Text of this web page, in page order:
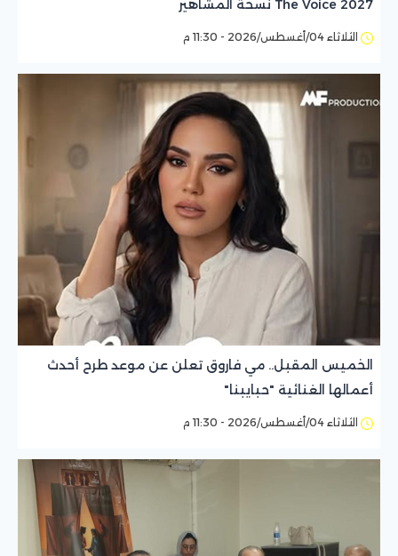
The Voice 2027 نسخة المشاهير
الثلاثاء 04/أغسطس/2026 - 11:30 م
الخميس المقبل.. مي فاروق تعلن عن موعد طرح أحدث
أعمالها الغنائية "حبايبنا"
الثلاثاء 04/أغسطس/2026 - 11:30 م